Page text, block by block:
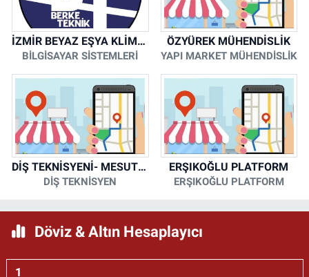
İZMİR BEYAZ EŞYA KLİMA KOMBİ SERVİSİ
BİLGİSAYAR SİSTEMLERİ
ÖZYÜREK MÜHENDİSLİK
YAPI MARKET MÜHENDİSLİK
DİŞ TEKNİSYENİ- MESUT KORKMAZ
DİŞ TEKNİSYEN
ERŞIKOĞLU PLATFORM
ERŞIKOĞLU PLATFORM
Döviz & Altın Hesaplayıcı